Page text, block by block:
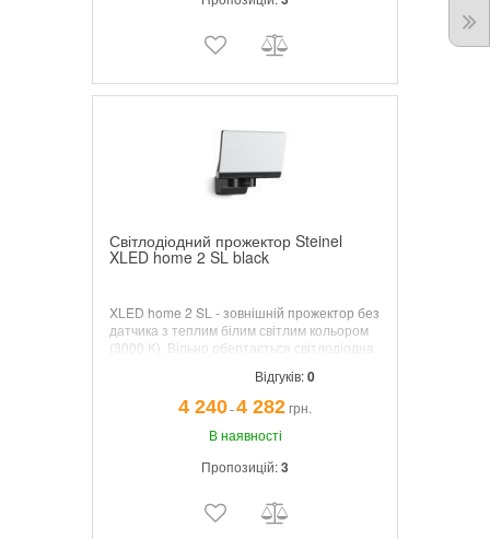
Світлодіодний прожектор Steinel
XLED home 2 SL black
XLED home 2 SL - зовнішній прожектор без
датчика з теплим білим світлим кольором
(3000 K). Вільно обертається світлодіодна
приємного плоского світла (1443 лм при 13
Діапазон повороту: 180 °
(горизонтальний і вертикальний).
охолодження виготовлена ​​з високо
Відгуків:0
4 240¯4 282грн.
В наявності
Пропозицій:3